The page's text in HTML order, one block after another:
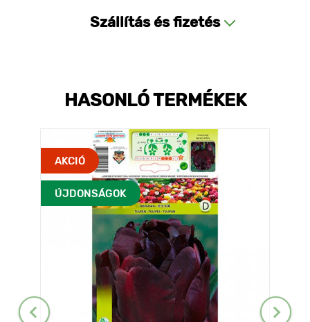
Szállítás és fizetés
HASONLÓ TERMÉKEK
AKCIÓ
ÚJDONSÁGOK